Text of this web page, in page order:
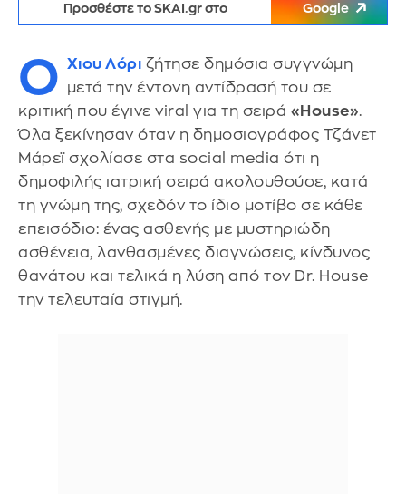
Προσθέστε το SKAI.gr στο Google
Ο Χιου Λόρι ζήτησε δημόσια συγγνώμη
μετά την έντονη αντίδρασή του σε
κριτική που έγινε viral για τη σειρά «House».
Όλα ξεκίνησαν όταν η δημοσιογράφος Τζάνετ
Μάρεϊ σχολίασε στα social media ότι η
δημοφιλής ιατρική σειρά ακολουθούσε, κατά
τη γνώμη της, σχεδόν το ίδιο μοτίβο σε κάθε
επεισόδιο: ένας ασθενής με μυστηριώδη
ασθένεια, λανθασμένες διαγνώσεις, κίνδυνος
θανάτου και τελικά η λύση από τον Dr. House
την τελευταία στιγμή.